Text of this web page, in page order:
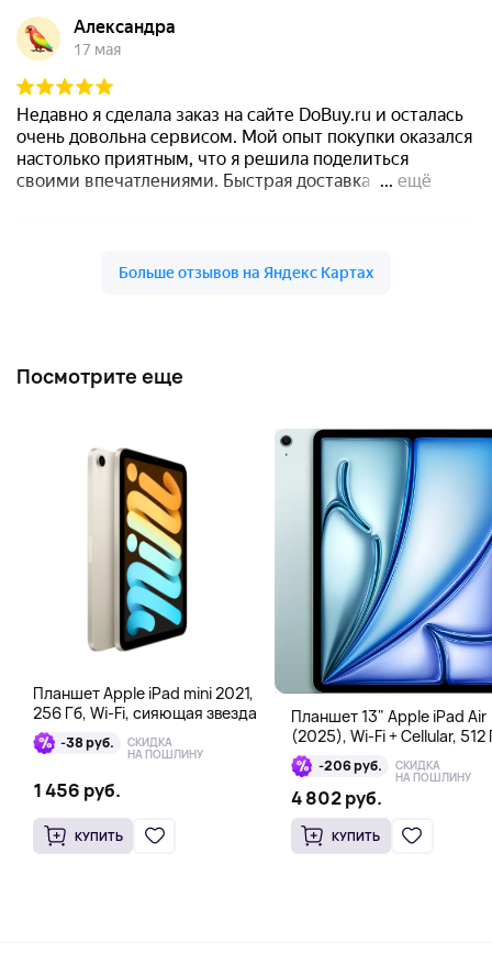
Посмотрите еще
Планшет Apple iPad mini 2021,
256 Гб, Wi-Fi, сияющая звезда
-38 руб. СКИДКА
НА ПОШЛИНУ
1 456 руб.
КУПИТЬ
Планшет 13" Apple iPad Air
(2025), Wi-Fi + Cellular, 512
голубой-206 руб. СКИДКА
НА ПОШЛИНУ
4 802 руб.
КУПИТЬ